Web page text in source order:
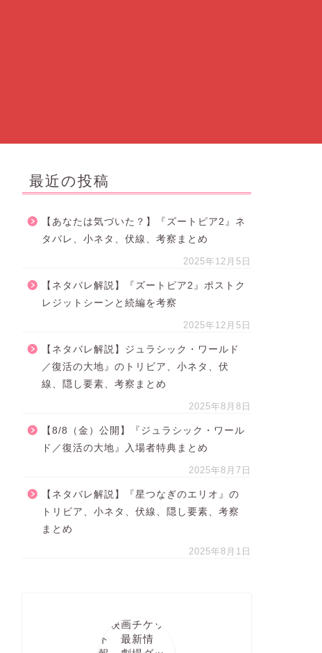
最近の投稿
【あなたは気づいた？】『ズートピア2』ネ
タバレ、小ネタ、伏線、考察まとめ
2025年12月5日
【ネタバレ解説】『ズートピア2』ポストク
レジットシーンと続編を考察
2025年12月5日
【ネタバレ解説】ジュラシック・ワールド
／復活の大地』のトリビア、小ネタ、伏
線、隠し要素、考察まとめ
2025年8月8日
【8/8（金）公開】『ジュラシック・ワール
ド／復活の大地』入場者特典まとめ
2025年8月7日
【ネタバレ解説】『星つなぎのエリオ』の
トリビア、小ネタ、伏線、隠し要素、考察
まとめ
2025年8月1日